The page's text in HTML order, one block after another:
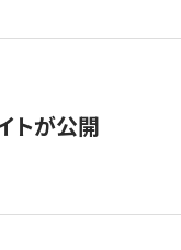
トが公開